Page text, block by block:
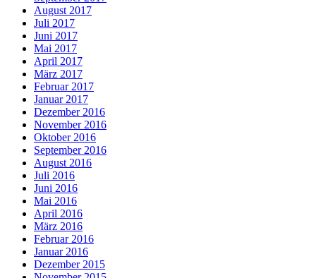
August 2017
Juli 2017
Juni 2017
Mai 2017
April 2017
März 2017
Februar 2017
Januar 2017
Dezember 2016
November 2016
Oktober 2016
September 2016
August 2016
Juli 2016
Juni 2016
Mai 2016
April 2016
März 2016
Februar 2016
Januar 2016
Dezember 2015